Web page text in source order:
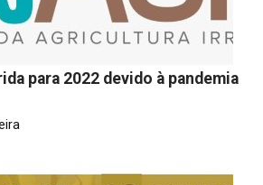
para 2022 devido à pandemia